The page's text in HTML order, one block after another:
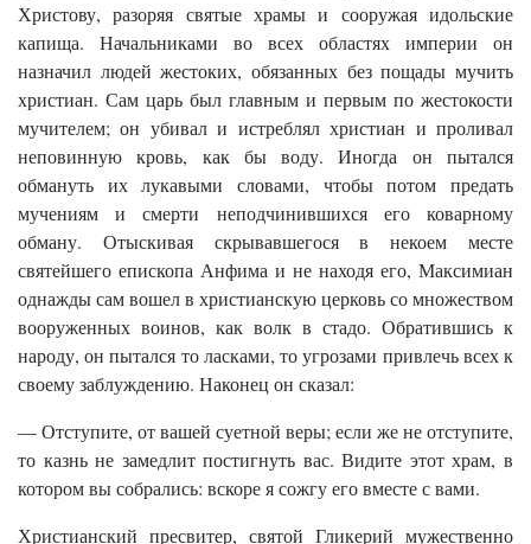
Христову, разоряя святые храмы и сооружая идольские
капища. Начальниками во всех областях империи он
назначил людей жестоких, обязанных без пощады мучить
христиан. Сам царь был главным и первым по жестокости
мучителем; он убивал и истреблял христиан и проливал
неповинную кровь, как бы воду. Иногда он пытался
обмануть их лукавыми словами, чтобы потом предать
мучениям и смерти неподчинившихся его коварному
обману. Отыскивая скрывавшегося в некоем месте
святейшего епископа Анфима и не находя его, Максимиан
однажды сам вошел в христианскую церковь со множеством
вооруженных воинов, как волк в стадо. Обратившись к
народу, он пытался то ласками, то угрозами привлечь всех к
своему заблуждению. Наконец он сказал:
— Отступите, от вашей суетной веры; если же не отступите,
то казнь не замедлит постигнуть вас. Видите этот храм, в
котором вы собрались: вскоре я сожгу его вместе с вами.
Христианский пресвитер, святой Гликерий мужественно